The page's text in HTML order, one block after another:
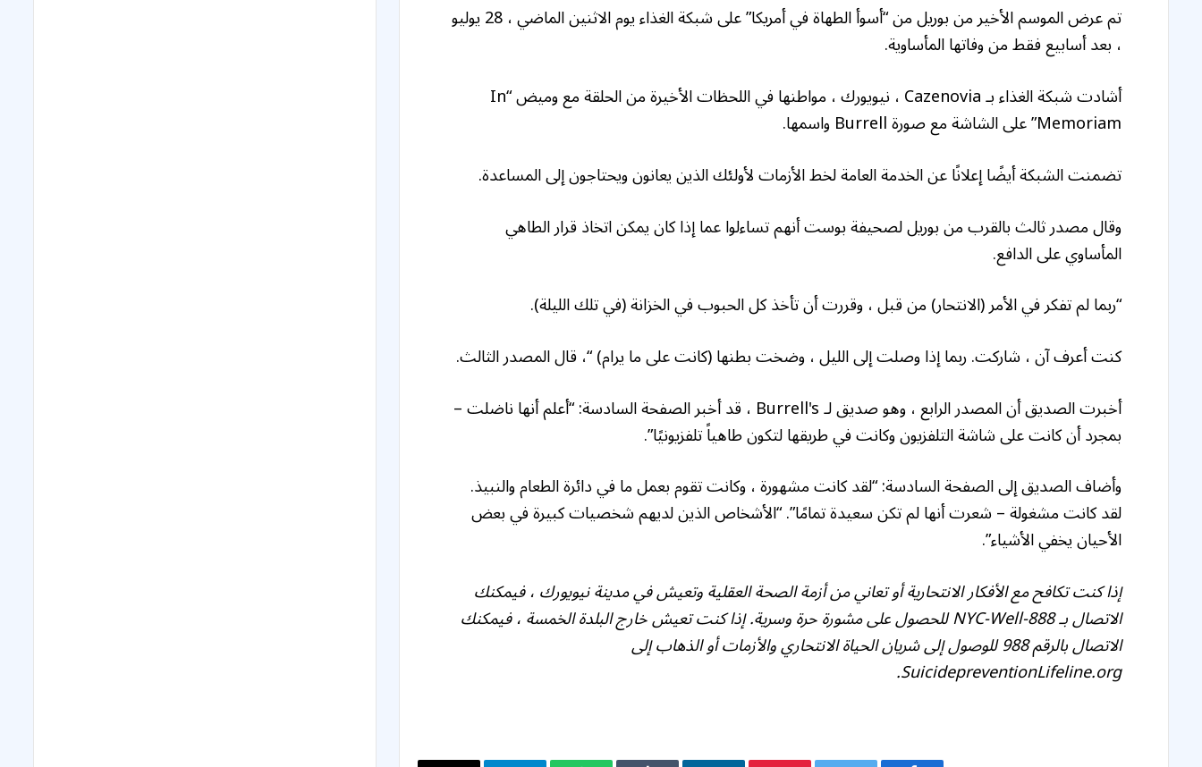
تم عرض الموسم الأخير من بوريل من “أسوأ الطهاة في أمريكا” على شبكة الغذاء يوم الاثنين الماضي ، 28 يوليو
، بعد أسابيع فقط من وفاتها المأساوية.
أشادت شبكة الغذاء بـ Cazenovia ، نيويورك ، مواطنها في اللحظات الأخيرة من الحلقة مع وميض “In
Memoriam” على الشاشة مع صورة Burrell واسمها.
تضمنت الشبكة أيضًا إعلانًا عن الخدمة العامة لخط الأزمات لأولئك الذين يعانون ويحتاجون إلى المساعدة.
وقال مصدر ثالث بالقرب من بوريل لصحيفة بوست أنهم تساءلوا عما إذا كان يمكن اتخاذ قرار الطاهي
المأساوي على الدافع.
“ربما لم تفكر في الأمر (الانتحار) من قبل ، وقررت أن تأخذ كل الحبوب في الخزانة (في تلك الليلة).
كنت أعرف آن ، شاركت. ربما إذا وصلت إلى الليل ، وضخت بطنها (كانت على ما يرام) “، قال المصدر الثالث.
أخبرت الصديق أن المصدر الرابع ، وهو صديق لـ Burrell's ، قد أخبر الصفحة السادسة: “أعلم أنها ناضلت –
بمجرد أن كانت على شاشة التلفزيون وكانت في طريقها لتكون طاهياً تلفزيونيًا”.
وأضاف الصديق إلى الصفحة السادسة: “لقد كانت مشهورة ، وكانت تقوم بعمل ما في دائرة الطعام والنبيذ.
لقد كانت مشغولة – شعرت أنها لم تكن سعيدة تمامًا”. “الأشخاص الذين لديهم شخصيات كبيرة في بعض
الأحيان يخفي الأشياء”.
إذا كنت تكافح مع الأفكار الانتحارية أو تعاني من أزمة الصحة العقلية وتعيش في مدينة نيويورك ، فيمكنك
الاتصال بـ 888-NYC-Well للحصول على مشورة حرة وسرية. إذا كنت تعيش خارج البلدة الخمسة ، فيمكنك
الاتصال بالرقم 988 للوصول إلى شريان الحياة الانتحاري والأزمات أو الذهاب إلى
SuicidepreventionLifeline.org.